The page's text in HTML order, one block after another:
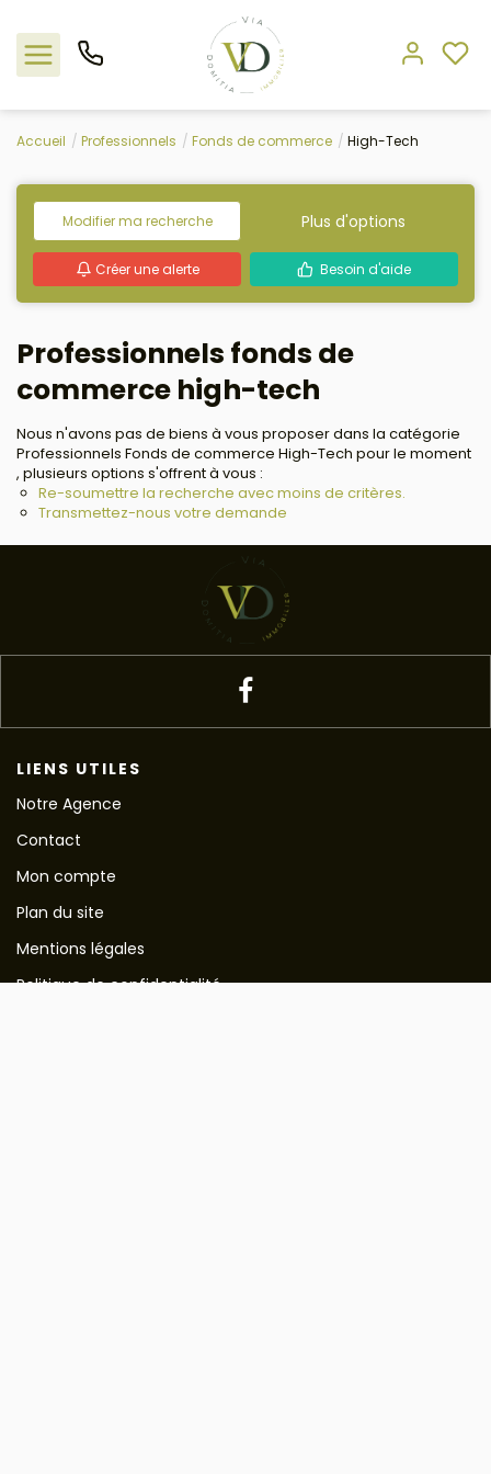
L'agence
Rejoindre le groupement
Estimation
Avis clients
Accueil Professionnels Fonds de commerce High-Tech
Modifier ma recherche Plus d'options
Créer une alerte Besoin d'aide
Professionnels fonds de
commerce high-tech
Nous n'avons pas de biens à vous proposer dans la catégorie
Professionnels Fonds de commerce High-Tech pour le moment
, plusieurs options s'offrent à vous :
Re-soumettre la recherche avec moins de critères.
Transmettez-nous votre demande
LIENS UTILES
Notre Agence
Contact
Mon compte
Plan du site
Mentions légales
Politique de confidentialité